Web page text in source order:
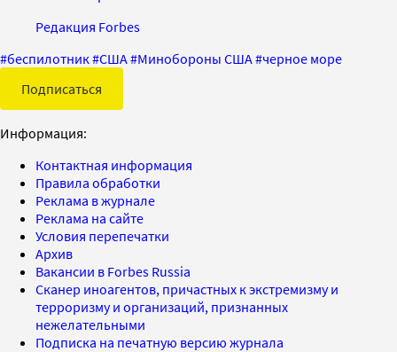
Редакция Forbes
#беспилотник#США#Минобороны США#черное море
Подписаться
Информация:
Контактная информация
Правила обработки
Реклама в журнале
Реклама на сайте
Условия перепечатки
Архив
Вакансии в Forbes Russia
Сканер иноагентов, причастных к экстремизму и
терроризму и организаций, признанных
нежелательными
Подписка на печатную версию журнала